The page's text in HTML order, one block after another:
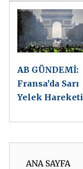
AB GÜNDEMİ:
Fransa’da Sarı
Yelek Hareketi
ANA SAYFA